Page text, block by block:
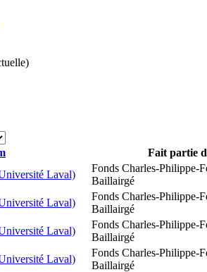
Fait partie
Laval)
Fonds Charles-Philippe-
Baillairgé
Laval)
Fonds Charles-Philippe-
Baillairgé
Laval)
Fonds Charles-Philippe-
Baillairgé
Laval)
Fonds Charles-Philippe-
Baillairgé